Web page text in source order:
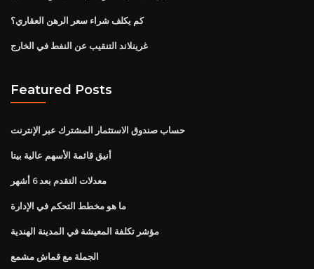
كم يكلف شراء سعر الرهن العقاري؟
غرينلاند التنقيب عن النفط في الخارج
Featured Posts
حساب صندوق الاستثمار المشترك عبر الإنترنت
أنيق قائمة الأسهم عالية بيتا
معدلات التقدم بعد 6 أشهر
ما هو مخطط التحكم في الإدارة
مؤشر تكلفة المعيشة في المدينة الهندية
الجملة مع قماش مشمع